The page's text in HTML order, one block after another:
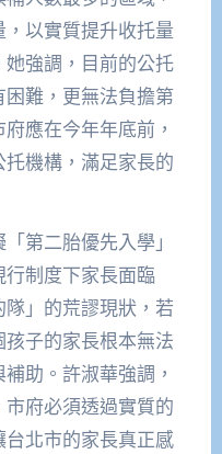
以實質提升收托量
強調，目前的公托
難，更無法負擔第
應在今年年底前，
機構，滿足家長的
第二胎優先入學」
制度下家長面臨
隊」的荒謬現狀，若
子的家長根本無法
助。許淑華強調，
府必須透過實質的
北市的家長真正感